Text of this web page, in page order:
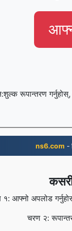
रूपान्तरण
ns6.com -
आफ्नो अपलोड
चरण २: